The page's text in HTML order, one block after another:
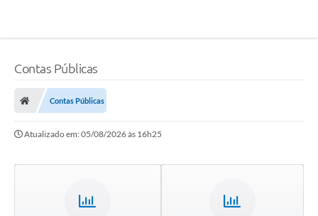
Contas Públicas
Contas Públicas
Atualizado em: 05/08/2026 às 16h25